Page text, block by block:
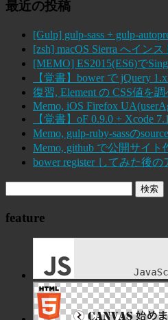
最近の投稿
[Gulp] gulp-sass + gulp-
[zsh] macOS Sierra へイン
[MEMO] ES2015(ES6)で
【覚書】bower で jQuery
復習, Element の CSS値を調
Memo, iOS Firefox
【覚書】oF 0.9.0 + Xcode
Memo, gulp-ruby-sassの
Memo, github で公開サイト
bower register してみた後
feature